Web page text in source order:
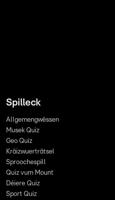
Spilleck
Allgemengwëssen
Musek Quiz
Geo Quiz
Kräizwuerträtsel
Sproochespill
Quiz vum Mount
Déiere Quiz
Sport Quiz